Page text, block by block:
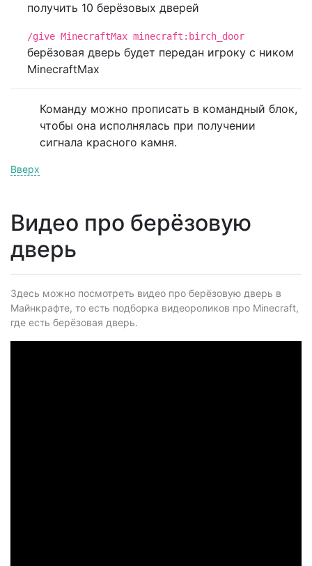
получить 10 берёзовых дверей
/give MinecraftMax minecraft:birch_door
берёзовая дверь будет передан игроку с ником
MinecraftMax
Команду можно прописать в командный блок,
чтобы она исполнялась при получении
сигнала красного камня.
Вверх
Видео про берёзовую
дверь
Здесь можно посмотреть видео про берёзовую дверь в
Майнкрафте, то есть подборка видеороликов про Minecraft,
где есть берёзовая дверь.